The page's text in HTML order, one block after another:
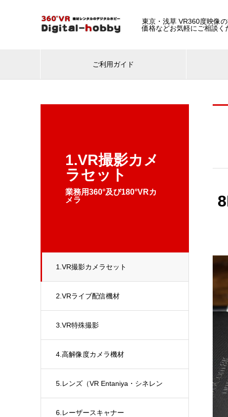
東京・浅草 VR360度映像
価格などお気軽にご相談く
ご利用ガイド
1.VR撮影カメ
ラセット
業務用360°及び180°VRカ
メラ
1.VR撮影カメラセット
2.VRライブ配信機材
3.VR特殊撮影
4.高解像度カメラ機材
5.レンズ（VR Entaniya・シネレン
ズ・REHOUSING）
6.レーザースキャナー